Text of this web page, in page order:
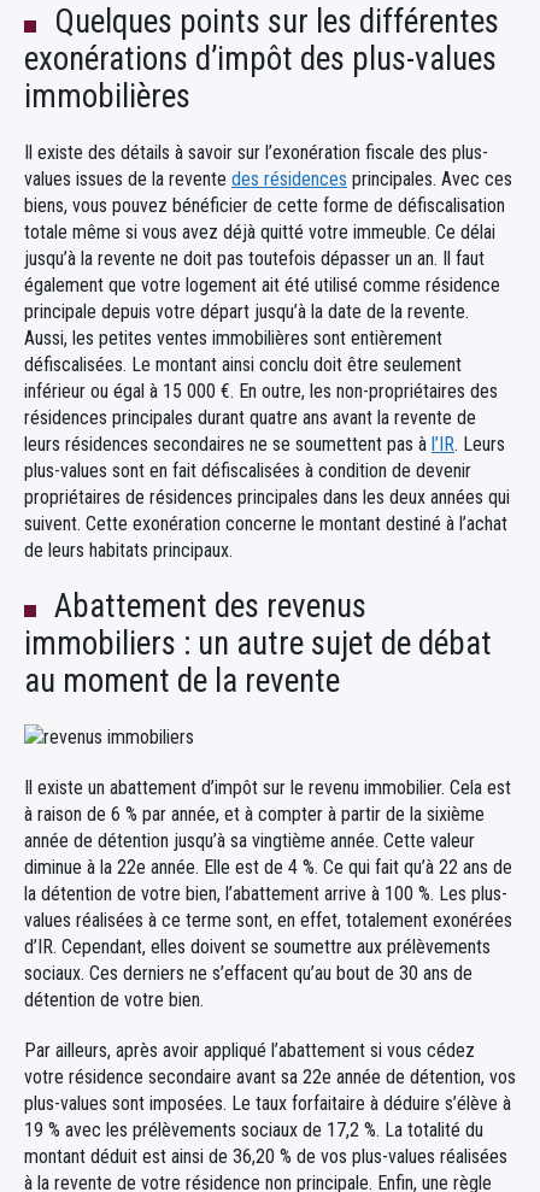
Quelques points sur les différentes
exonérations d’impôt des plus-values
immobilières
Il existe des détails à savoir sur l’exonération fiscale des plus-
values issues de la revente des résidences principales. Avec ces
biens, vous pouvez bénéficier de cette forme de défiscalisation
totale même si vous avez déjà quitté votre immeuble. Ce délai
jusqu’à la revente ne doit pas toutefois dépasser un an. Il faut
également que votre logement ait été utilisé comme résidence
principale depuis votre départ jusqu’à la date de la revente.
Aussi, les petites ventes immobilières sont entièrement
défiscalisées. Le montant ainsi conclu doit être seulement
inférieur ou égal à 15 000 €. En outre, les non-propriétaires des
résidences principales durant quatre ans avant la revente de
leurs résidences secondaires ne se soumettent pas à l’IR. Leurs
plus-values sont en fait défiscalisées à condition de devenir
propriétaires de résidences principales dans les deux années qui
suivent. Cette exonération concerne le montant destiné à l’achat
de leurs habitats principaux.
Abattement des revenus
immobiliers : un autre sujet de débat
au moment de la revente
Il existe un abattement d’impôt sur le revenu immobilier. Cela est
à raison de 6 % par année, et à compter à partir de la sixième
année de détention jusqu’à sa vingtième année. Cette valeur
diminue à la 22e année. Elle est de 4 %. Ce qui fait qu’à 22 ans de
la détention de votre bien, l’abattement arrive à 100 %. Les plus-
values réalisées à ce terme sont, en effet, totalement exonérées
d’IR. Cependant, elles doivent se soumettre aux prélèvements
sociaux. Ces derniers ne s’effacent qu’au bout de 30 ans de
détention de votre bien.
Par ailleurs, après avoir appliqué l’abattement si vous cédez
votre résidence secondaire avant sa 22e année de détention, vos
plus-values sont imposées. Le taux forfaitaire à déduire s’élève à
19 % avec les prélèvements sociaux de 17,2 %. La totalité du
montant déduit est ainsi de 36,20 % de vos plus-values réalisées
à la revente de votre résidence non principale. Enfin, une règle